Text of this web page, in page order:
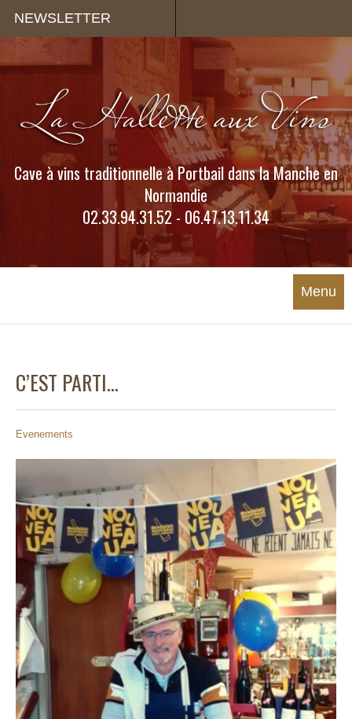
NEWSLETTER
Cave à vins traditionnelle à Portbail dans la Manche en
Normandie
02.33.94.31.52 - 06.47.13.11.34
Menu
C’EST PARTI…
Evenements
Panneau de gestion des cookies